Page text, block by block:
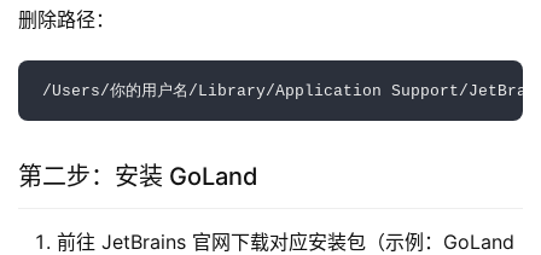
删除路径：
第二步：安装 GoLand
前往 JetBrains 官网下载对应安装包（示例：GoLand